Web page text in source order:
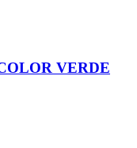
VERDE